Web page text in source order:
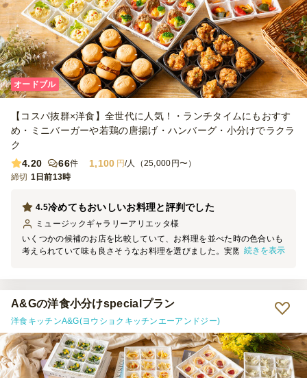
オードブル
【コスパ抜群×洋食】全世代に人気！・ランチタイムにもおすす
め・ミニバーガーや若鶏の唐揚げ・ハンバーグ・小分けでラクラ
ク
4.20
66件 1,100 円/人（25,000円〜）
締切 1日前13時
冷めてもおいしいお料理と評判でした
4.5
ミュージックギャラリーアリエッタ様
いくつかの候補のお店を比較していて、お料理を並べた時の色合いも
考えられていて味も良さそうなお料理を選びました。実際皆様から
続きを表示
A&Gの洋食小分けspecialプラン
洋食キッチンA&G(ヨウショクキッチンエーアンドジー)